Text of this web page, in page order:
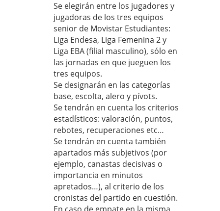
Se elegirán entre los jugadores y
jugadoras de los tres equipos
senior de Movistar Estudiantes:
Liga Endesa, Liga Femenina 2 y
Liga EBA (filial masculino), sólo en
las jornadas en que jueguen los
tres equipos.
Se designarán en las categorías
base, escolta, alero y pívots.
Se tendrán en cuenta los criterios
estadísticos: valoración, puntos,
rebotes, recuperaciones etc…
Se tendrán en cuenta también
apartados más subjetivos (por
ejemplo, canastas decisivas o
importancia en minutos
apretados…), al criterio de los
cronistas del partido en cuestión.